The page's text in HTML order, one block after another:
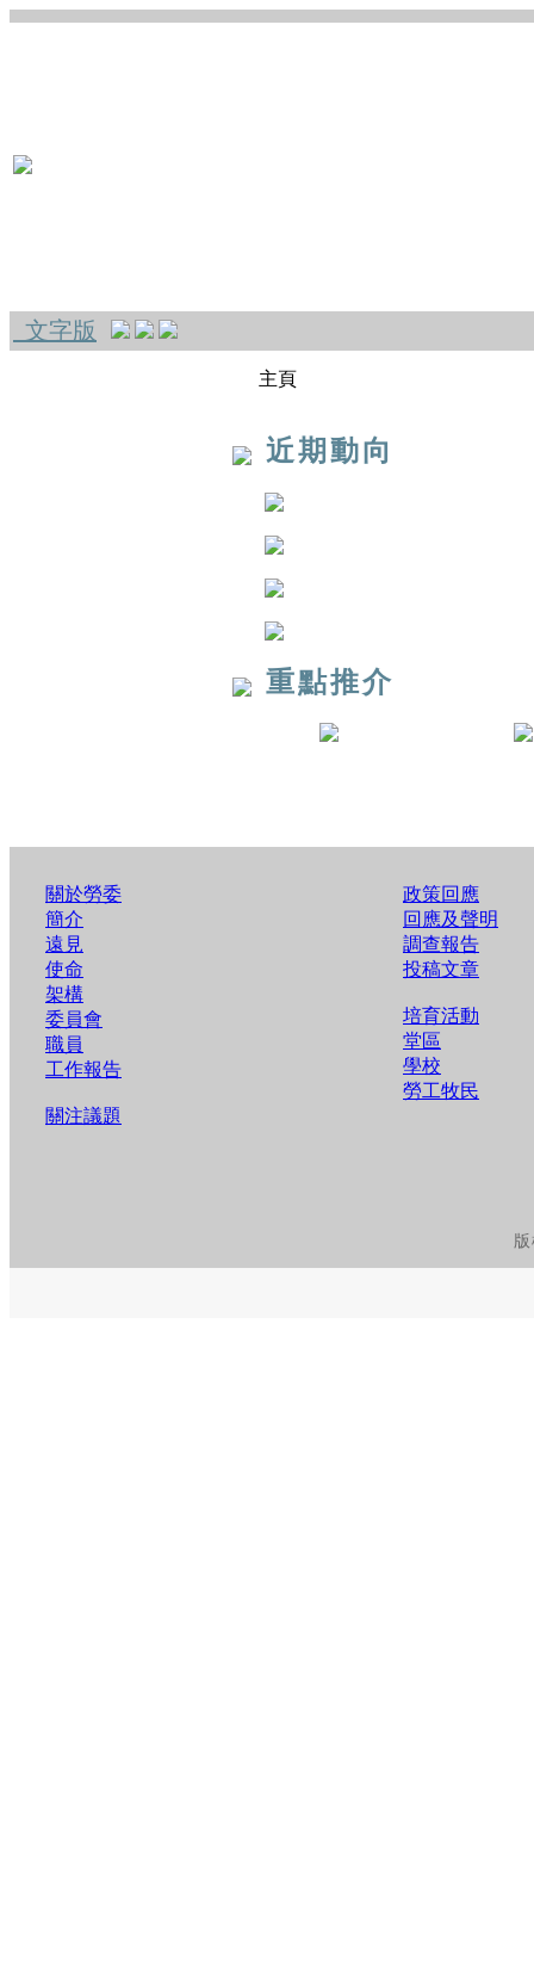
文字版
主頁
近期動向
重點推介
關於勞委
簡介
遠見
使命
架構
委員會
職員
工作報告
關注議題
政策回應
回應及聲明
調查報告
投稿文章
培育活動
堂區
學校
勞工牧民